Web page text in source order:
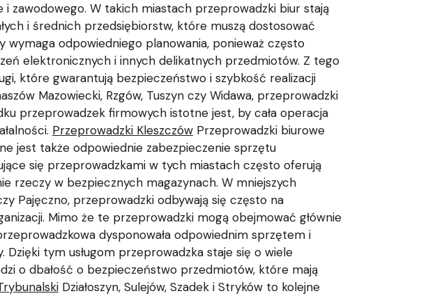
zawodowego. W takich miastach przeprowadzki biur stają
i średnich przedsiębiorstw, które muszą dostosować
odpowiedniego planowania, ponieważ często
elektronicznych i innych delikatnych przedmiotów. Z tego
które gwarantują bezpieczeństwo i szybkość realizacji
Mazowiecki, Rzgów, Tuszyn czy Widawa, przeprowadzki
przeprowadzek firmowych istotne jest, by cała operacja
Przeprowadzki Kleszczów Przeprowadzki biurowe
jest także odpowiednie zabezpieczenie sprzętu
się przeprowadzkami w tych miastach często oferują
rzeczy w bezpiecznych magazynach. W mniejszych
Pajęczno, przeprowadzki odbywają się często na
Mimo że te przeprowadzki mogą obejmować głównie
dysponowała odpowiednim sprzętem i
tym usługom przeprowadzka staje się o wiele
o dbałość o bezpieczeństwo przedmiotów, które mają
Działoszyn, Sulejów, Szadek i Stryków to kolejne